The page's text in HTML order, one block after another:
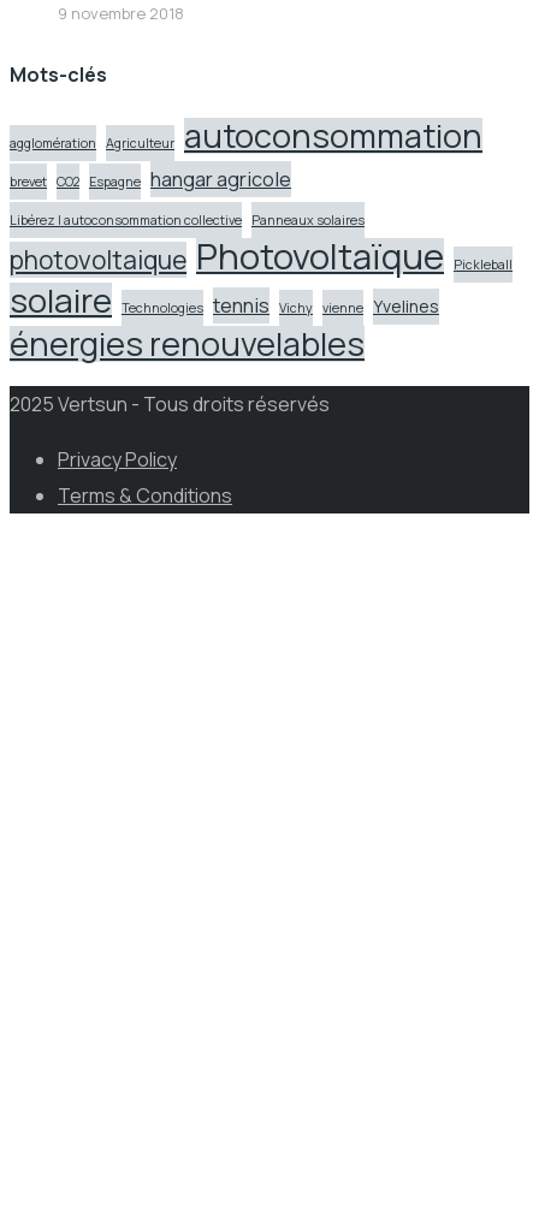
9 novembre 2018
Mots-clés
agglomération Agriculteur autoconsommation
brevet CO2 Espagne hangar agricole
Libérez l autoconsommation collective Panneaux solaires
photovoltaique Photovoltaïque Pickleball
solaire Technologies tennis Vichy vienne Yvelines
énergies renouvelables
2025 Vertsun - Tous droits réservés
Privacy Policy
Terms & Conditions